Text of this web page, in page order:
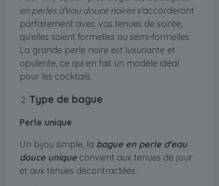
en perles d'eau douce noiress'accorderont
parfaitement avec vos tenues de soirée,
qu'elles soient formelles ou semi-formelles.
La grande perle noire est luxuriante et
opulente, ce qui en fait un modèle idéal
pour les cocktails.
Type de bague
Perle unique
Un bijou simple, la bague en perle d'eau
douce unique convient aux tenues de jour
et aux tenues décontractées.